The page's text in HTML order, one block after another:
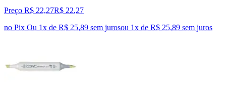
Preço R$ 22,27R$ 22,27
no Pix Ou 1x de R$ 25,89 sem jurosou 1x de R$ 25,89 sem juros